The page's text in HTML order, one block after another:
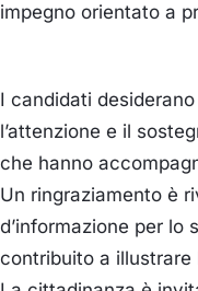
impegno orientato a
I candidati
l’attenzione e il
che hanno
Un ringraziamento è
d’informazione per lo
contribuito a illustrare